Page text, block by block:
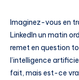
Imaginez-vous en
LinkedIn un matin
remet en question
l’intelligence
fait, mais est-ce